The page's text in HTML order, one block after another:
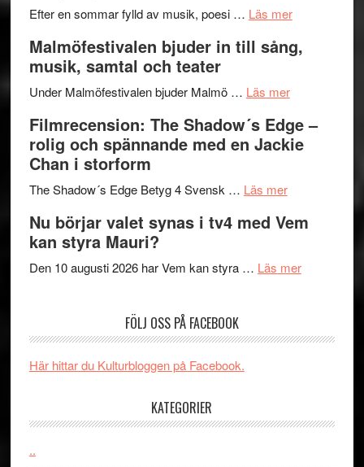
genrens
terräng
på
Efter en sommar fylld av musik, poesi … Läs merom
Endre,
Roland
Pöntinen
Artipelag
Malmöfestivalen bjuder in till sång,
musik, samtal och teater
Under Malmöfestivalen bjuder Malmö … Läs merom
bjuder
in
samtal
teater
Filmrecension: The Shadow´s Edge –
rolig och spännande med en Jackie
Chan i storform
The Shadow´s Edge Betyg 4 Svensk … Läs merom
Filmrecension:
The
´s
och
Jackie
Nu börjar valet synas i tv4 med Vem
kan styra Mauri?
Den 10 augusti 2026 har Vem kan styra … Läs merom
synas
Vem
FÖLJ OSS PÅ FACEBOOK
Här hittar du Kulturbloggen på Facebook.
KATEGORIER
..